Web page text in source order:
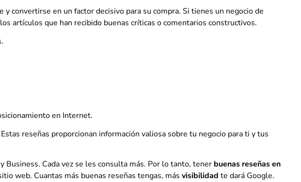
convertirse en un factor decisivo para su compra. Si tienes un negocio de
artículos que han recibido buenas críticas o comentarios constructivos.
en Internet.
reseñas proporcionan información valiosa sobre tu negocio para ti y tus
Cada vez se les consulta más. Por lo tanto, tener buenas reseñas en
web. Cuantas más buenas reseñas tengas, más visibilidad te dará Google.